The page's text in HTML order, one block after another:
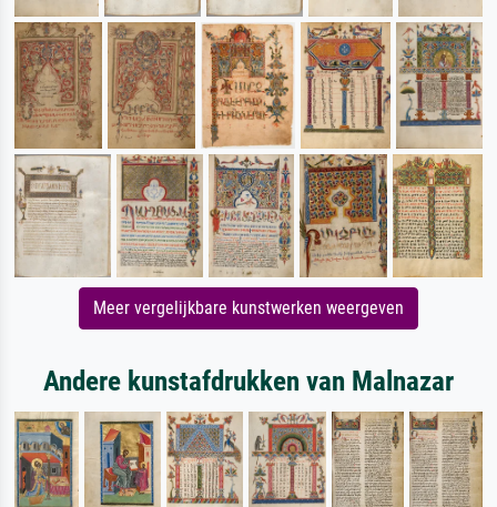
Meer vergelijkbare kunstwerken weergeven
Andere kunstafdrukken van Malnazar